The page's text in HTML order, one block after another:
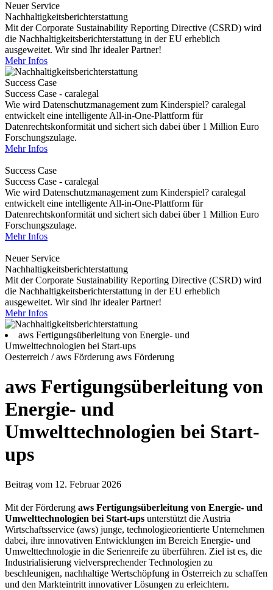
Neuer Service
Nachhaltigkeitsberichterstattung
Mit der Corporate Sustainability Reporting Directive (CSRD) wird
die Nachhaltigkeitsberichterstattung in der EU erheblich
ausgeweitet. Wir sind Ihr idealer Partner!
Mehr Infos
Success Case
Success Case - caralegal
Wie wird Datenschutzmanagement zum Kinderspiel? caralegal
entwickelt eine intelligente All-in-One-Plattform für
Datenrechtskonformität und sichert sich dabei über 1 Million Euro
Forschungszulage.
Mehr Infos
Success Case
Success Case - caralegal
Wie wird Datenschutzmanagement zum Kinderspiel? caralegal
entwickelt eine intelligente All-in-One-Plattform für
Datenrechtskonformität und sichert sich dabei über 1 Million Euro
Forschungszulage.
Mehr Infos
Neuer Service
Nachhaltigkeitsberichterstattung
Mit der Corporate Sustainability Reporting Directive (CSRD) wird
die Nachhaltigkeitsberichterstattung in der EU erheblich
ausgeweitet. Wir sind Ihr idealer Partner!
Mehr Infos
aws Fertigungsüberleitung von Energie- und
Umwelttechnologien bei Start-ups
Oesterreich / aws Förderung aws Förderung
aws Fertigungsüberleitung von
Energie- und
Umwelttechnologien bei Start-
ups
Beitrag vom 12. Februar 2026
Mit der Förderung aws Fertigungsüberleitung von Energie- und
Umwelttechnologien bei Start-ups unterstützt die Austria
Wirtschaftsservice (aws) junge, technologieorientierte Unternehmen
dabei, ihre innovativen Entwicklungen im Bereich Energie- und
Umwelttechnologie in die Serienreife zu überführen. Ziel ist es, die
Industrialisierung vielversprechender Technologien zu
beschleunigen, nachhaltige Wertschöpfung in Österreich zu schaffen
und den Markteintritt innovativer Lösungen zu erleichtern.